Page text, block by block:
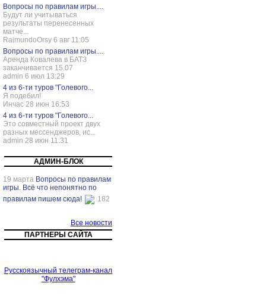
Вопросы по правилам игры....
Будут ли учитываться
результаты перенесенных
матче...
RaimundoOrsy 6 авг 11:05
Вопросы по правилам игры....
Аренда Ковалева в БАТЗ
заканчивается 15.07
admin 6 июл 13:29
4 из 6-ти туров "Голевого...
Я подебил!
Инчас 28 июн 16:53
4 из 6-ти туров "Голевого...
Это совместный проект двух
разных мессенджеров, ис...
admin 28 июн 11:31
АДМИН-БЛОК
19 марта Вопросы по правилам
игры. Всё что непонятно по
правилам пишем сюда!
182
Все новости
ПАРТНЕРЫ САЙТА
Русскоязычный телеграм-канал
"Фулхэма"